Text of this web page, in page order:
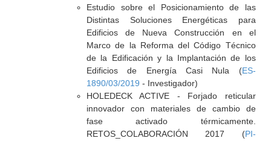
Estudio sobre el Posicionamiento de las
Distintas Soluciones Energéticas para
Edificios de Nueva Construcción en el
Marco de la Reforma del Código Técnico
de la Edificación y la Implantación de los
Edificios de Energía Casi Nula (ES-
1890/03/2019 - Investigador)
HOLEDECK ACTIVE - Forjado reticular
innovador con materiales de cambio de
fase activado térmicamente.
RETOS_COLABORACIÓN 2017 (PI-